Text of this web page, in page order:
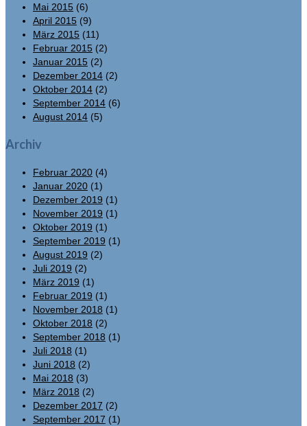
Mai 2015 (6)
April 2015 (9)
März 2015 (11)
Februar 2015 (2)
Januar 2015 (2)
Dezember 2014 (2)
Oktober 2014 (2)
September 2014 (6)
August 2014 (5)
Archiv
Februar 2020 (4)
Januar 2020 (1)
Dezember 2019 (1)
November 2019 (1)
Oktober 2019 (1)
September 2019 (1)
August 2019 (2)
Juli 2019 (2)
März 2019 (1)
Februar 2019 (1)
November 2018 (1)
Oktober 2018 (2)
September 2018 (1)
Juli 2018 (1)
Juni 2018 (2)
Mai 2018 (3)
März 2018 (2)
Dezember 2017 (2)
September 2017 (1)